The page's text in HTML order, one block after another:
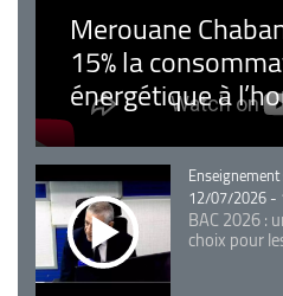
Merouane
15% la
énergétique à
Catégorie
12/07/2026 -
BAC 2026 :
choix pour